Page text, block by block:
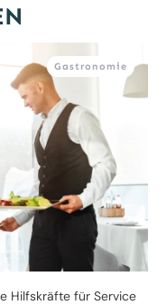
Gastronomie
Hilfskräfte für Service